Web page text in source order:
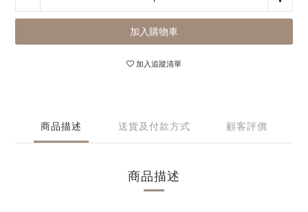
加入購物車
加入追蹤清單
商品描述 送貨及付款方式 顧客評價
商品描述